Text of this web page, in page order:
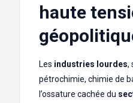
haute
Les industries lourdes,
pétrochimie, chimie de
l’ossature cachée du